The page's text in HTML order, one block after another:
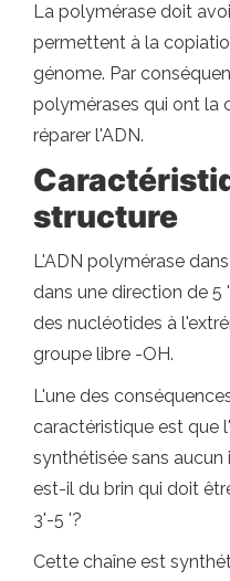
La polymérase doit
permettent à la
génome. Par
polymérases qui ont la
réparer l'ADN.
structure
L'ADN polymérase
dans une direction de
des nucléotides à
groupe libre -OH.
L'une des
caractéristique est que
synthétisée sans aucun
est-il du brin qui doit
3'-5 '?
Cette chaîne est